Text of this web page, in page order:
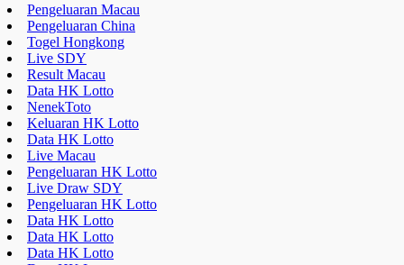
Pengeluaran Macau
Pengeluaran China
Togel Hongkong
Live SDY
Result Macau
Data HK Lotto
NenekToto
Keluaran HK Lotto
Data HK Lotto
Live Macau
Pengeluaran HK Lotto
Live Draw SDY
Pengeluaran HK Lotto
Data HK Lotto
Data HK Lotto
Data HK Lotto